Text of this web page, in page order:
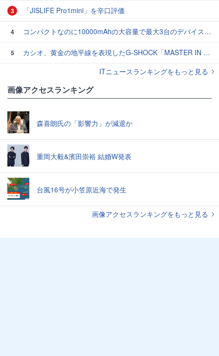
3 「JISLIFE Pro1mini」を辛口評価
4 コンパクトなのに10000mAhの大容量で最大3台のデバイスを同時充電できる半固体モバイルバッテリー「SMARTCOBY Pro SLIM SS」レビュー
5
カシオ、黄金の地平線を表現したG-SHOCK「MASTER IN HORIZON GOLD」3モデル
ITニュースランキングをもっと見る
画像アクセスランキング
森喜朗氏の「影響力」が減退か
重岡大毅&濱田崇裕 結婚W発表
台風16号が小笠原近海で発生
画像アクセスランキングをもっと見る